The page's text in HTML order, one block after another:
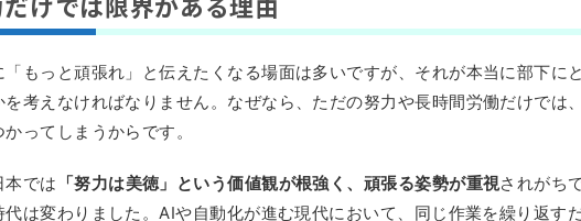
「もっと頑張れ」と伝えたくなる場面は多いですが、それが本当に部下に
を考えなければなりません。なぜなら、ただの努力や長時間労働だけでは
かってしまうからです。
本では 「努力は美徳」という価値観が根強く、頑張る姿勢が重視されがち
代は変わりました。AIや自動化が進む現代において、同じ作業を繰り返す